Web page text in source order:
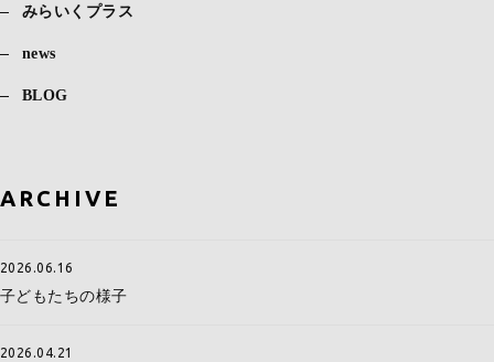
みらいくプラス
news
BLOG
ARCHIVE
2026.06.16
子どもたちの様子
2026.04.21